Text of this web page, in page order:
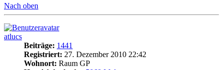
Nach oben
atlucs
Beiträge: 1441
Registriert: 27. Dezember 2010 22:42
Wohnort: Raum GP